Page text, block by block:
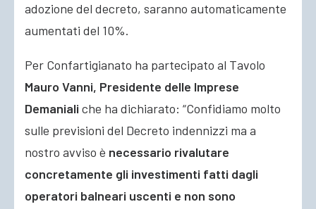
adozione del decreto, saranno automaticamente
aumentati del 10%.
Per Confartigianato ha partecipato al Tavolo
Mauro Vanni, Presidente delle Imprese
Demaniali che ha dichiarato: “Confidiamo molto
sulle previsioni del Decreto indennizzi ma a
nostro avviso è necessario rivalutare
concretamente gli investimenti fatti dagli
operatori balneari uscenti e non sono